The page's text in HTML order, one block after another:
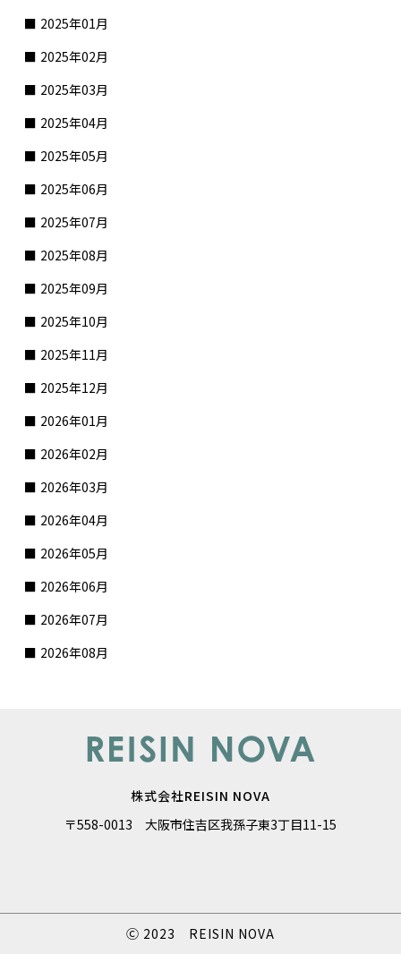
2025年01月
2025年02月
2025年03月
2025年04月
2025年05月
2025年06月
2025年07月
2025年08月
2025年09月
2025年10月
2025年11月
2025年12月
2026年01月
2026年02月
2026年03月
2026年04月
2026年05月
2026年06月
2026年07月
2026年08月
株式会社REISIN NOVA
〒558-0013 大阪市住吉区我孫子東3丁目11-15
Ⓒ 2023 REISIN NOVA